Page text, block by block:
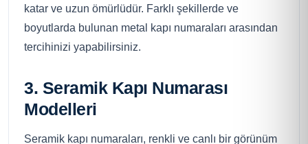
katar ve uzun ömürlüdür. Farklı şekillerde ve
boyutlarda bulunan metal kapı numaraları arasından
tercihinizi yapabilirsiniz.
3. Seramik Kapı Numarası
Modelleri
Seramik kapı numaraları, renkli ve canlı bir görünüm